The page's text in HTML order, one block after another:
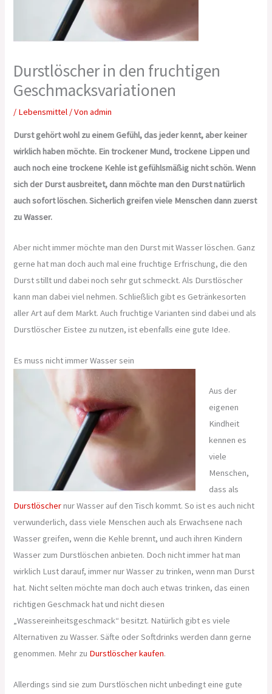
Durstlöscher in den fruchtigen
Geschmacksvariationen
/ Lebensmittel / Vonadmin
Durst gehört wohl zu einem Gefühl, das jeder kennt, aber keiner
wirklich haben möchte. Ein trockener Mund, trockene Lippen und
auch noch eine trockene Kehle ist gefühlsmäßig nicht schön. Wenn
sich der Durst ausbreitet, dann möchte man den Durst natürlich
auch sofort löschen. Sicherlich greifen viele Menschen dann zuerst
zu Wasser.
Aber nicht immer möchte man den Durst mit Wasser löschen. Ganz
gerne hat man doch auch mal eine fruchtige Erfrischung, die den
Durst stillt und dabei noch sehr gut schmeckt. Als Durstlöscher
kann man dabei viel nehmen. Schließlich gibt es Getränkesorten
aller Art auf dem Markt. Auch fruchtige Varianten sind dabei und als
Durstlöscher Eistee zu nutzen, ist ebenfalls eine gute Idee.
Es muss nicht immer Wasser sein
Aus der
eigenen
Kindheit
kennen es
viele
Menschen,
dass als
Durstlöschernur Wasser auf den Tisch kommt. So ist es auch nicht
verwunderlich, dass viele Menschen auch als Erwachsene nach
Wasser greifen, wenn die Kehle brennt, und auch ihren Kindern
Wasser zum Durstlöschen anbieten. Doch nicht immer hat man
wirklich Lust darauf, immer nur Wasser zu trinken, wenn man Durst
hat. Nicht selten möchte man doch auch etwas trinken, das einen
richtigen Geschmack hat und nicht diesen
„Wassereinheitsgeschmack“ besitzt. Natürlich gibt es viele
Alternativen zu Wasser. Säfte oder Softdrinks werden dann gerne
genommen. Mehr zu Durstlöscher kaufen.
Allerdings sind sie zum Durstlöschen nicht unbedingt eine gute